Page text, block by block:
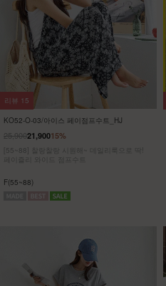
KO52-O-03/아이스 페이점프수트_HJ
15%
25,90021,900
[55~88] 찰랑찰랑 시원해~ 데일리룩으로 딱!
페이즐리 와이드 점프수트
F(55~88)
리뷰 15